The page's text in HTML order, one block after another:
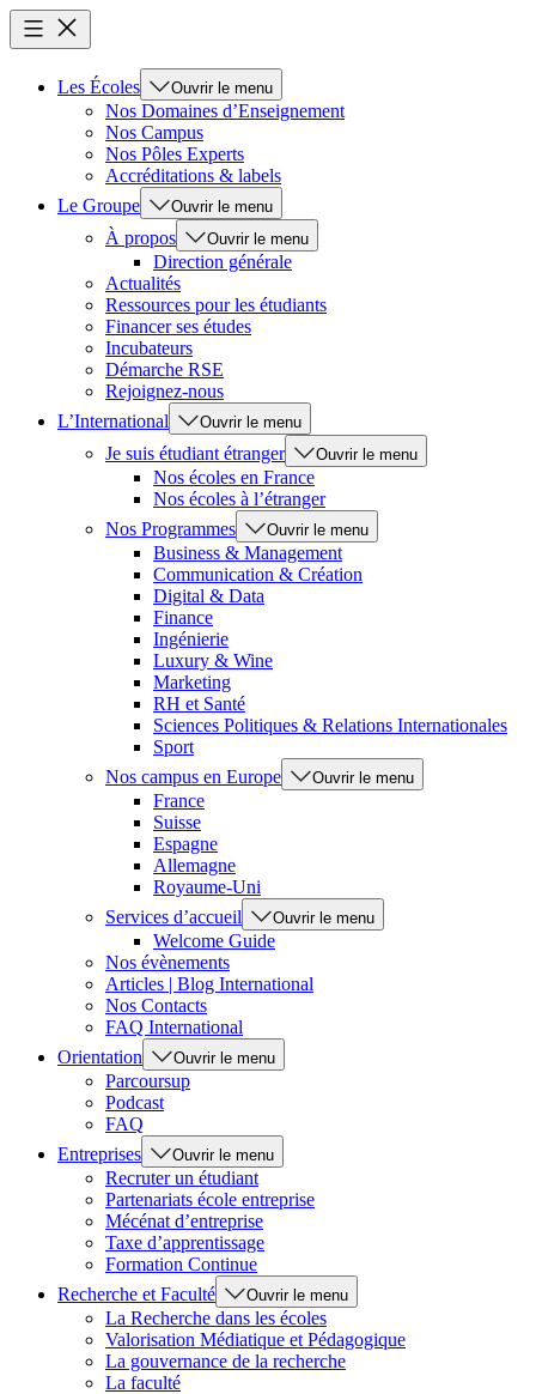
Les Écoles Ouvrir le menu
Nos Domaines d’Enseignement
Nos Campus
Nos Pôles Experts
Accréditations & labels
Le Groupe
Ouvrir le menu
À propos Ouvrir le menu
Direction générale
Actualités
Ressources pour les étudiants
Financer ses études
Incubateurs
Démarche RSE
Rejoignez-nous
L’International
Ouvrir le menu
Je suis étudiant étranger Ouvrir le menu
Nos écoles en France
Nos écoles à l’étranger
Nos Programmes
Ouvrir le menu
Business & Management
Communication & Création
Digital & Data
Finance
Ingénierie
Luxury & Wine
Marketing
RH et Santé
Sciences Politiques & Relations Internationales
Sport
Nos campus en Europe
Ouvrir le menu
France
Suisse
Espagne
Allemagne
Royaume-Uni
Services d’accueil
Ouvrir le menu
Welcome Guide
Nos évènements
Articles | Blog International
Nos Contacts
FAQ International
Orientation
Ouvrir le menu
Parcoursup
Podcast
FAQ
Entreprises
Ouvrir le menu
Recruter un étudiant
Partenariats école entreprise
Mécénat d’entreprise
Taxe d’apprentissage
Formation Continue
Recherche et Faculté
Ouvrir le menu
La Recherche dans les écoles
Valorisation Médiatique et Pédagogique
La gouvernance de la recherche
La faculté